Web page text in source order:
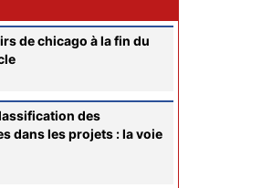
de chicago à la fin du
des
dans les projets : la voie